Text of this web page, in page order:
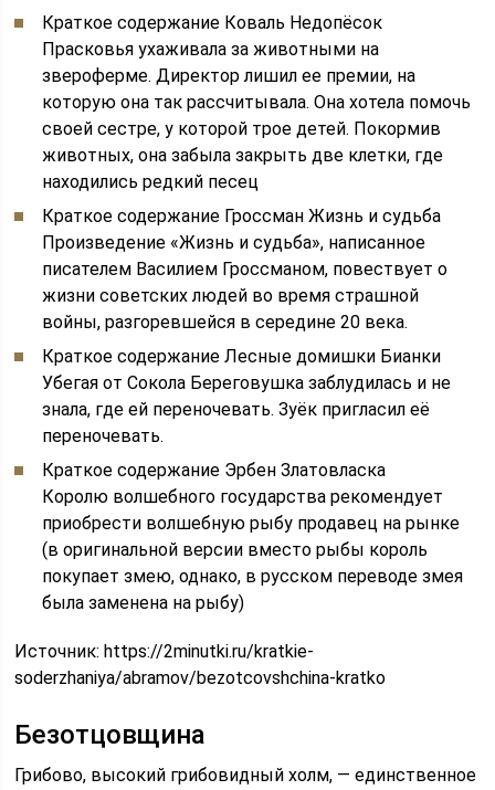
Краткое содержание Коваль Недопёсок
Прасковья ухаживала за животными на
звероферме. Директор лишил ее премии, на
которую она так рассчитывала. Она хотела помочь
своей сестре, у которой трое детей. Покормив
животных, она забыла закрыть две клетки, где
находились редкий песец
Краткое содержание Гроссман Жизнь и судьба
Произведение «Жизнь и судьба», написанное
писателем Василием Гроссманом, повествует о
жизни советских людей во время страшной
войны, разгоревшейся в середине 20 века.
Краткое содержание Лесные домишки Бианки
Убегая от Сокола Береговушка заблудилась и не
знала, где ей переночевать. Зуёк пригласил её
переночевать.
Краткое содержание Эрбен Златовласка
Королю волшебного государства рекомендует
приобрести волшебную рыбу продавец на рынке
(в оригинальной версии вместо рыбы король
покупает змею, однако, в русском переводе змея
была заменена на рыбу)
Источник:https://2minutki.ru/kratkie-
soderzhaniya/abramov/bezotcovshchina-kratko
Безотцовщина
Грибово, высокий грибовидный холм, — единственное